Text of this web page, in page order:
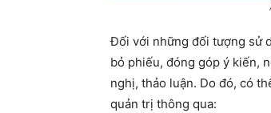
Đối với những đối tượng sử
bỏ phiếu, đóng góp ý kiến,
nghị, thảo luận. Do đó, có
quản trị thông qua: